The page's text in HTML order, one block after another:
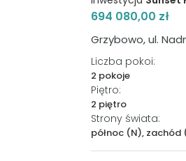
694 080,00 zł
Grzybowo, ul.
Liczba pokoi:
2 pokoje
Piętro:
2 piętro
Strony świata:
północ (N), zachód